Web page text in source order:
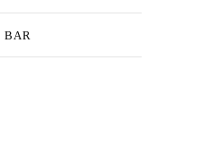
BAR